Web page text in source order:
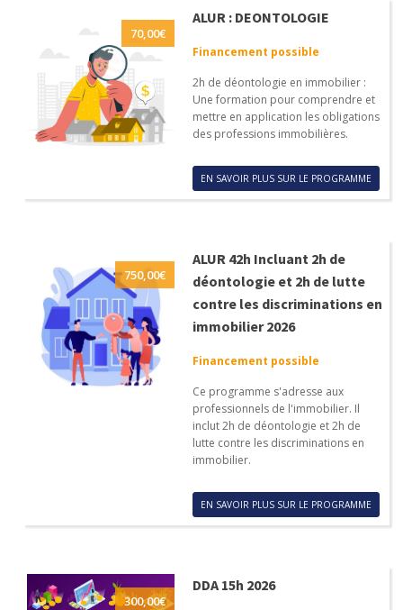
70,00€
ALUR : DEONTOLOGIE
Financement possible
2h de déontologie en immobilier :
Une formation pour comprendre et
mettre en application les obligations
des professions immobilières.
EN SAVOIR PLUS SUR LE PROGRAMME
750,00€
ALUR 42h Incluant 2h de
déontologie et 2h de lutte
contre les discriminations en
immobilier 2026
Financement possible
Ce programme s'adresse aux
professionnels de l'immobilier. Il
inclut 2h de déontologie et 2h de
lutte contre les discriminations en
immobilier.
EN SAVOIR PLUS SUR LE PROGRAMME
300,00€
DDA 15h 2026